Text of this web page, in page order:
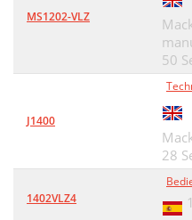
Track Sheet
Onyx 1640i Limited
MS1202-VLZ
50
J1400
28
1402VLZ4